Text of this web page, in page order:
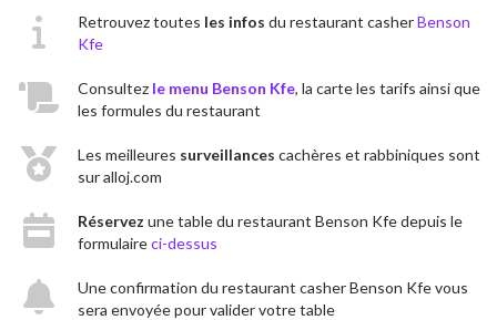
Retrouvez toutes les infos du restaurant casherBenson
Kfe
Consultez le menu Benson Kfe, la carte les tarifs ainsi que
les formules du restaurant
Les meilleures surveillances cachères et rabbiniques sont
sur alloj.com
Réservez une table du restaurant Benson Kfe depuis le
formulaireci-dessus
Une confirmation du restaurant casher Benson Kfe vous
sera envoyée pour valider votre table